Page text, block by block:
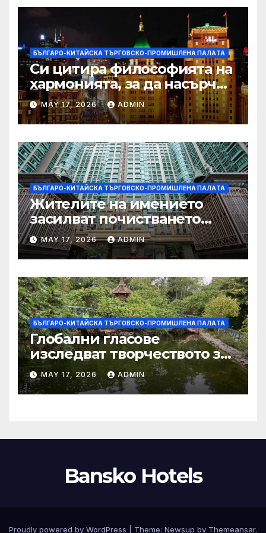
БЪЛГАРО-КИТАЙСКА ТЪРГОВСКО-ПРОМИШЛЕНА ПАЛAТА
Си цитира философията на
хармонията, за да насърчи
съжителството между
Китай и САЩ
MAY 17, 2026 ADMIN
БЪЛГАРО-КИТАЙСКА ТЪРГОВСКО-ПРОМИШЛЕНА ПАЛAТА
Жителите на имението
засилват почистването
след първия случай на
хепатит на плъхове в града
тази година
MAY 17, 2026 ADMIN
БЪЛГАРО-КИТАЙСКА ТЪРГОВСКО-ПРОМИШЛЕНА ПАЛAТА
Глобални гласове
изследват творчеството за
устойчиви градове в Wuxi
MAY 17, 2026 ADMIN
Bansko Hotels
Proudly powered by WordPress Theme: Newsup by Themeansar.